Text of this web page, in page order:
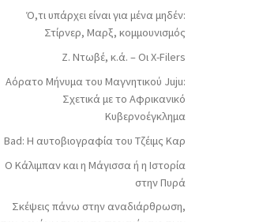
Ό,τι υπάρχει είναι για μένα μηδέν:
Στίρνερ, Μαρξ, κομμουνισμός
Ζ. Ντωβέ, κ.ά. – Οι X-Filers
Αόρατο Μήνυμα του Μαγνητικού Juju:
Σχετικά με το Αφρικανικό
Κυβερνοέγκλημα
Bad: Η αυτοβιογραφία του Τζέιμς Καρ
Ο Κάλιμπαν και η Μάγισσα ή η Ιστορία
στην Πυρά
Σκέψεις πάνω στην αναδιάρθρωση,